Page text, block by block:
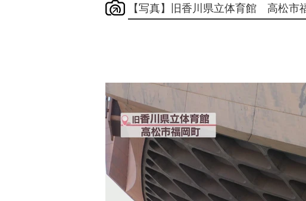
【写真】旧香川県立体育館 高松市